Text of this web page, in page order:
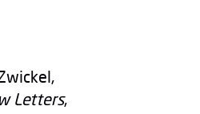
Letters,